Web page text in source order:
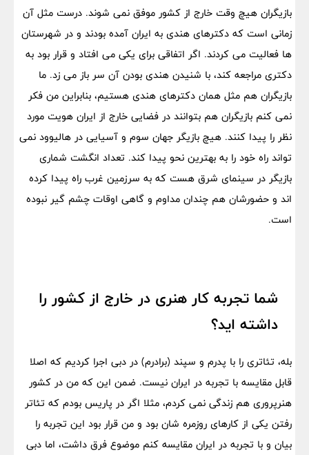
بازیگران هیچ وقت خارج از کشور موفق نمی شوند. درست مثل آن
زمانی است که دکترهای هندی به ایران آمده بودند و در شهرستان
ها فعالیت می کردند. اگر اتفاقی برای یکی می افتاد و قرار بود به
دکتری مراجعه کند، با شنیدن هندی بودن آن سر باز می زد. ما
بازیگران هم مثل همان دکترهای هندی هستیم، بنابراین من فکر
نمی کنم بازیگران هم بتوانند در فضایی خارج از ایران هویت مورد
نظر را پیدا کنند. هیچ بازیگر جهان سوم و آسیایی در هالیوود نمی
تواند راه خود را به بهترین نحو پیدا کند. تعداد انگشت شماری
بازیگر در سینمای شرق هست که به سرزمین غرب راه پیدا کرده
اند و حضورشان هم چندان مداوم و گاهی اوقات چشم گیر نبوده
است.
شما تجربه کار هنری در خارج از کشور را
داشته اید؟
بله، تئاتری را با پدرم و سپند (برادرم) در دبی اجرا کردیم که اصلا
قابل مقایسه با تجربه در ایران نیست. ضمن این که من در کشور
هنرپروری هم زندگی نمی کردم، مثلا اگر در پاریس بودم که تئاتر
رفتن یکی از کارهای روزمره شان بود و من قرار بود این تجربه را
بیان و با تجربه در ایران مقایسه کنم موضوع فرق داشت، اما دبی